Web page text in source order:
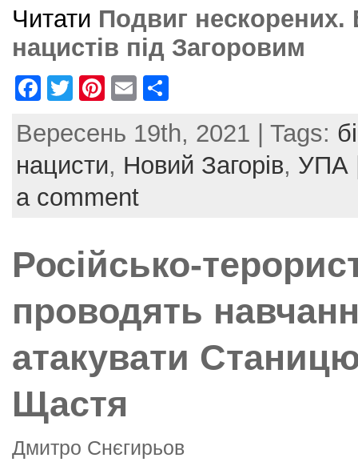
Читати Подвиг нескорених.
нацистів під Загоровим
F
c
e
b
k
T
itt
er
Pi
er
e
st
E
ai
l
ar
e
Вересень 19th, 2021 | Tags:
нацисти, Новий Загорів, УПА
a comment
Російсько-
проводять
атакувати
Щастя
Дмитро Снєгирьов